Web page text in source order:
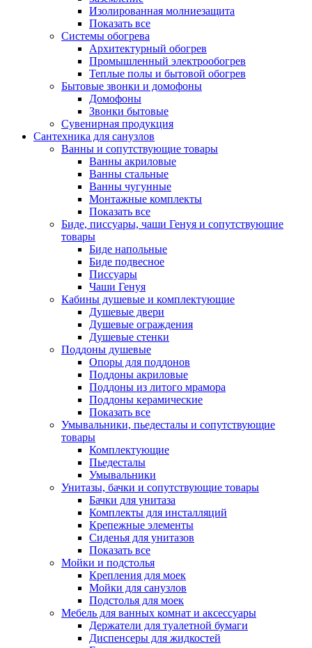
Изолированная молниезащита
Показать все
Системы обогрева
Архитектурный обогрев
Промышленный электрообогрев
Теплые полы и бытовой обогрев
Бытовые звонки и домофоны
Домофоны
Звонки бытовые
Сувенирная продукция
Сантехника для санузлов
Ванны и сопутствующие товары
Ванны акриловые
Ванны стальные
Ванны чугунные
Монтажные комплекты
Показать все
Биде, писсуары, чаши Генуя и сопутствующие
товары
Биде напольные
Биде подвесное
Писсуары
Чаши Генуя
Кабины душевые и комплектующие
Душевые двери
Душевые ограждения
Душевые стенки
Поддоны душевые
Опоры для поддонов
Поддоны акриловые
Поддоны из литого мрамора
Поддоны керамические
Показать все
Умывальники, пьедесталы и сопутствующие
товары
Комплектующие
Пьедесталы
Умывальники
Унитазы, бачки и сопутствующие товары
Бачки для унитаза
Комплекты для инсталляций
Крепежные элементы
Сиденья для унитазов
Показать все
Мойки и подстолья
Крепления для моек
Мойки для санузлов
Подстолья для моек
Мебель для ванных комнат и аксессуары
Держатели для туалетной бумаги
Диспенсеры для жидкостей